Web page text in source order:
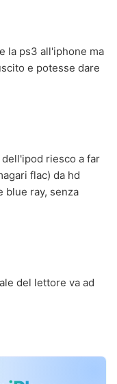
la ps3 all'iphone ma
e potesse dare
riesco a far
flac) da hd
blue ray, senza
del lettore va ad